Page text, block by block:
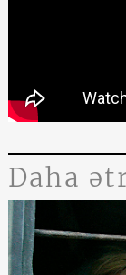
Daha